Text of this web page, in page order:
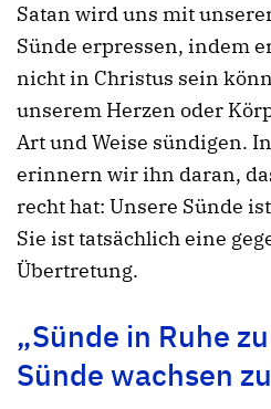
Satan wird uns mit
Sünde erpressen, indem
nicht in Christus sein
unserem Herzen oder
Art und Weise sündigen.
erinnern wir ihn daran,
recht hat: Unsere Sünde
Sie ist tatsächlich eine
Übertretung.
„Sünde in Ruhe
Sünde wachsen